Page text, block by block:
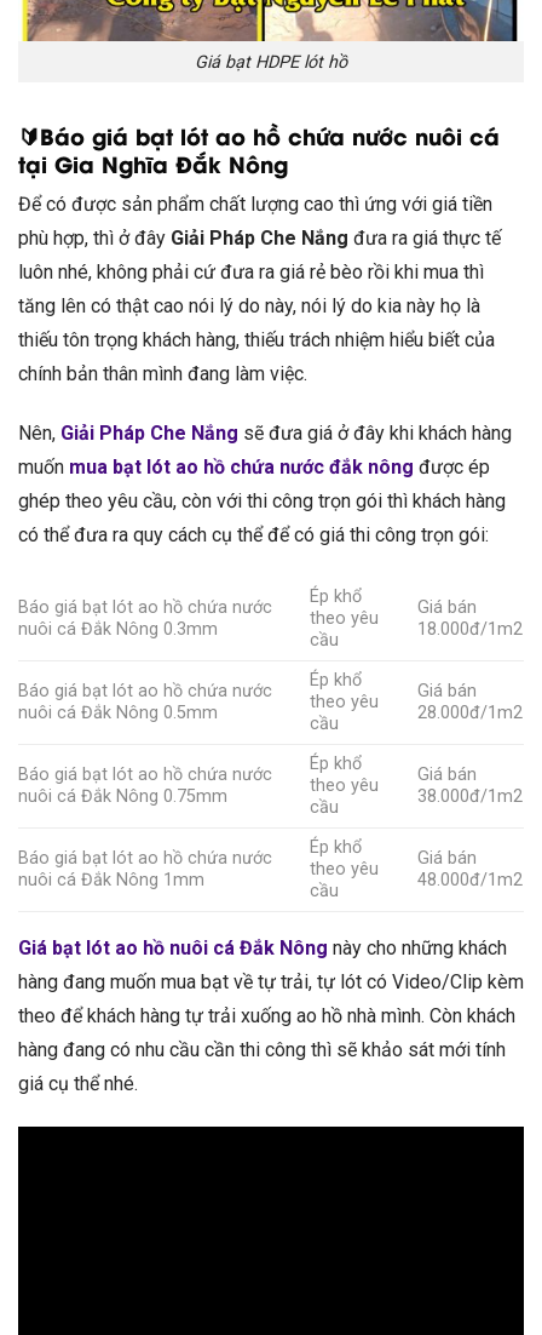
Giá bạt HDPE lót hồ
🔰Báo giá bạt lót ao hồ chứa nước nuôi cá
tại Gia Nghĩa Đắk Nông
Để có được sản phẩm chất lượng cao thì ứng với giá tiền
phù hợp, thì ở đây Giải Pháp Che Nắng đưa ra giá thực tế
luôn nhé, không phải cứ đưa ra giá rẻ bèo rồi khi mua thì
tăng lên có thật cao nói lý do này, nói lý do kia này họ là
thiếu tôn trọng khách hàng, thiếu trách nhiệm hiểu biết của
chính bản thân mình đang làm việc.
Nên, Giải Pháp Che Nắng sẽ đưa giá ở đây khi khách hàng
muốn mua bạt lót ao hồ chứa nước đắk nông được ép
ghép theo yêu cầu, còn với thi công trọn gói thì khách hàng
có thể đưa ra quy cách cụ thể để có giá thi công trọn gói:
Báo giá bạt lót ao hồ chứa nước
nuôi cá Đắk Nông 0.3mm
Ép khổ
theo yêu
cầu
Giá bán
18.000đ/1m2
Báo giá bạt lót ao hồ chứa nước
nuôi cá Đắk Nông 0.5mm
Ép khổ
theo yêu
cầu
Giá bán
28.000đ/1m2
Báo giá bạt lót ao hồ chứa nước
nuôi cá Đắk Nông 0.75mm
Ép khổ
theo yêu
cầu
Giá bán
38.000đ/1m2
Báo giá bạt lót ao hồ chứa nước
nuôi cá Đắk Nông 1mm
Ép khổ
theo yêu
cầu
Giá bán
48.000đ/1m2
Giá bạt lót ao hồ nuôi cá Đắk Nông này cho những khách
hàng đang muốn mua bạt về tự trải, tự lót có Video/Clip kèm
theo để khách hàng tự trải xuống ao hồ nhà mình. Còn khách
hàng đang có nhu cầu cần thi công thì sẽ khảo sát mới tính
giá cụ thể nhé.